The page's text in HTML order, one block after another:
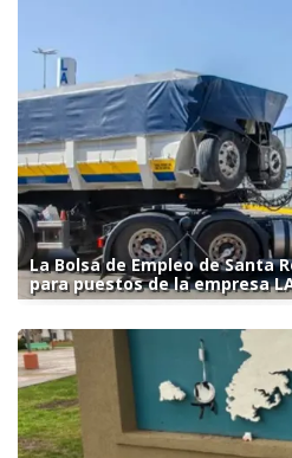
La Bolsa de Empleo de Santa
para puestos de la empresa